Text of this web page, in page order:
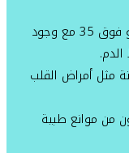
ارتفاع مؤشر كتلة الجسم (BMI) فوق 40، أو فوق 35 مع وجود
مثل أمراض القلب
ممن لا يعانون من موانع طبية